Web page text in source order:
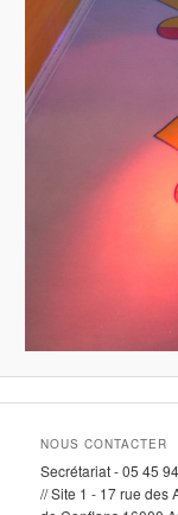
NOUS CONTACTER
Secrétariat - 05 45
// Site 1 - 17 rue des